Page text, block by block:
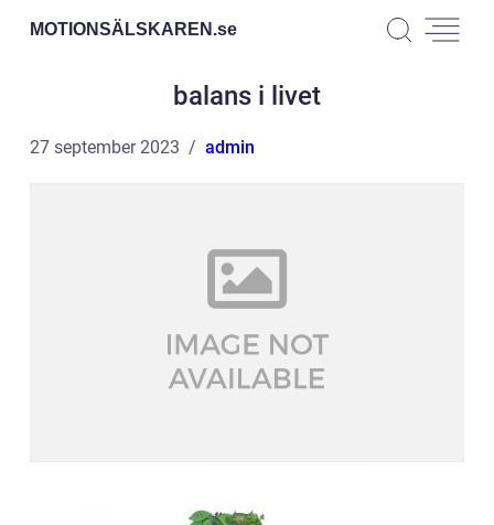
MOTIONSÄLSKAREN.se
balans i livet
27 september 2023 admin